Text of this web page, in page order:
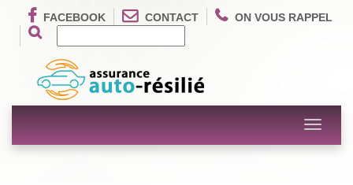
FACEBOOK CONTACT ON VOUS RAPPEL
Toggle